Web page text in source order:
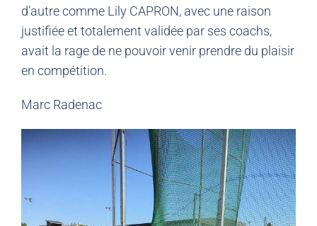
d’autre comme Lily CAPRON, avec une raison
justifiée et totalement validée par ses coachs,
avait la rage de ne pouvoir venir prendre du plaisir
en compétition.
Marc Radenac